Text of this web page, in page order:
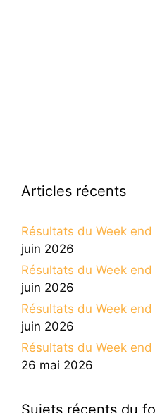
Articles récents
Résultats du Week
juin 2026
Résultats du Week
juin 2026
Résultats du Week
juin 2026
Résultats du Week
26 mai 2026
Sujets récents du